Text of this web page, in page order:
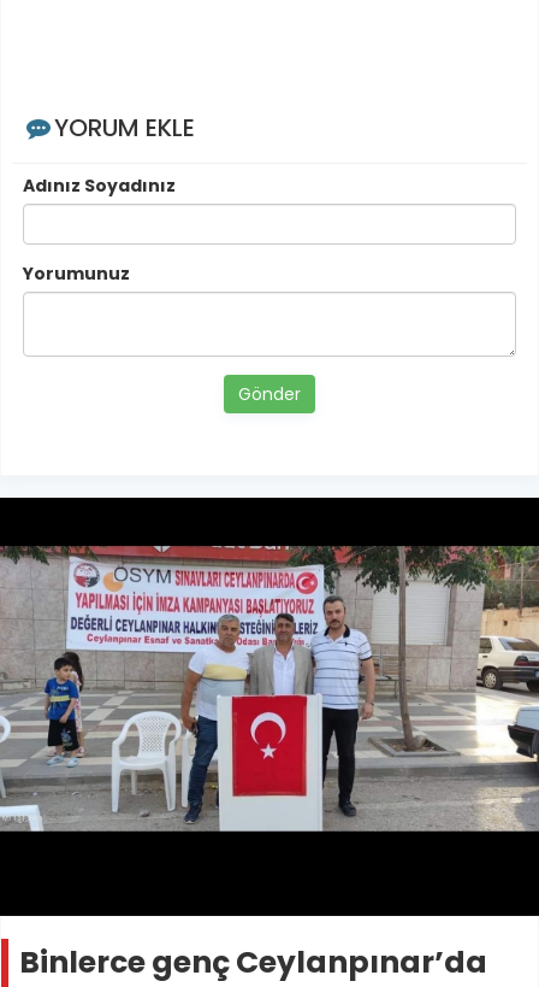
YORUM EKLE
Adınız Soyadınız
Yorumunuz
Gönder
Binlerce genç Ceylanpınar’da